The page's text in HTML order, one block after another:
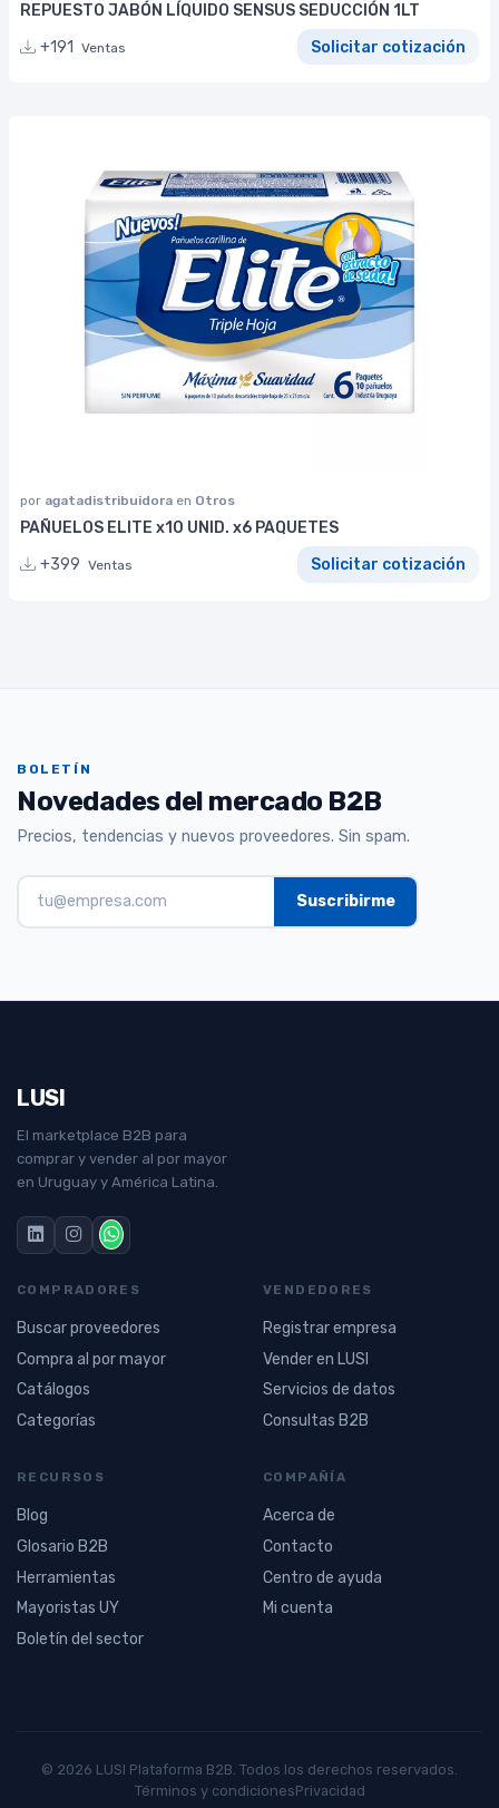
REPUESTO JABÓN LÍQUIDO SENSUS SEDUCCIÓN 1LT
+191
Ventas Solicitar cotización
por agatadistribuidora en Otros
PAÑUELOS ELITE x10 UNID. x6 PAQUETES
+399 Ventas Solicitar cotización
BOLETÍN
Novedades del mercado B2B
Precios, tendencias y nuevos proveedores. Sin spam.
LUSI
El marketplace B2B para
comprar y vender al por mayor
en Uruguay y América Latina.
COMPRADORES
Buscar proveedores
Compra al por mayor
Catálogos
Categorías
VENDEDORES
Registrar empresa
Vender en LUSI
Servicios de datos
Consultas B2B
RECURSOS
Blog
Glosario B2B
Herramientas
Mayoristas UY
Boletín del sector
COMPAÑÍA
Acerca de
Contacto
Centro de ayuda
Mi cuenta
© 2026 LUSI Plataforma B2B. Todos los derechos reservados.
Términos y condicionesPrivacidad